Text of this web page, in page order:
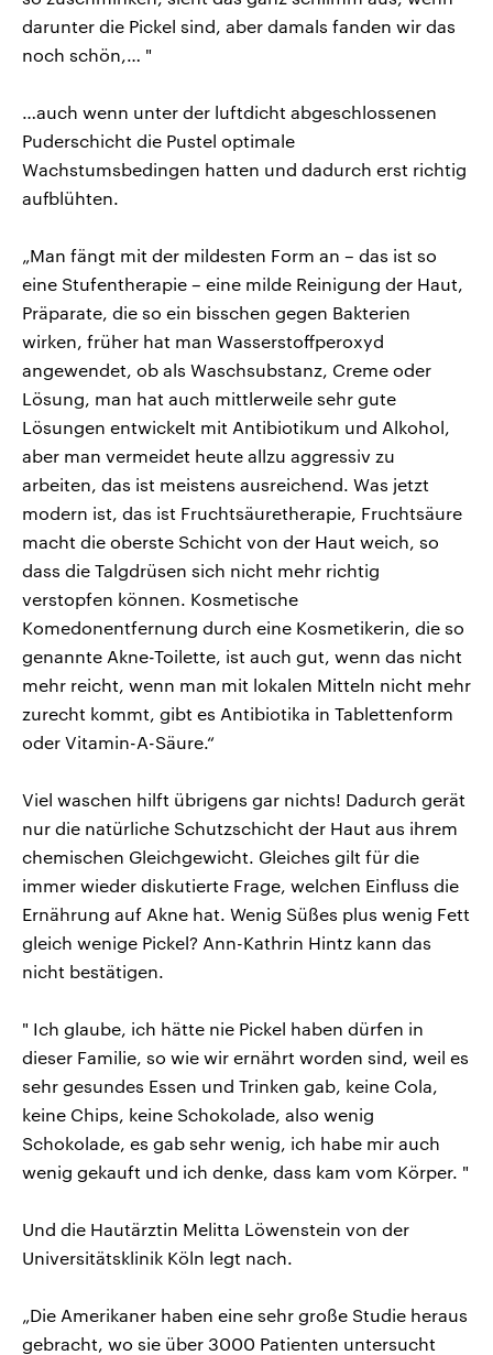
darunter die Pickel sind, aber damals fanden wir das
noch schön,… "
…auch wenn unter der luftdicht abgeschlossenen
Puderschicht die Pustel optimale
Wachstumsbedingen hatten und dadurch erst richtig
aufblühten.
„Man fängt mit der mildesten Form an – das ist so
eine Stufentherapie – eine milde Reinigung der Haut,
Präparate, die so ein bisschen gegen Bakterien
wirken, früher hat man Wasserstoffperoxyd
angewendet, ob als Waschsubstanz, Creme oder
Lösung, man hat auch mittlerweile sehr gute
Lösungen entwickelt mit Antibiotikum und Alkohol,
aber man vermeidet heute allzu aggressiv zu
arbeiten, das ist meistens ausreichend. Was jetzt
modern ist, das ist Fruchtsäuretherapie, Fruchtsäure
macht die oberste Schicht von der Haut weich, so
dass die Talgdrüsen sich nicht mehr richtig
verstopfen können. Kosmetische
Komedonentfernung durch eine Kosmetikerin, die so
genannte Akne-Toilette, ist auch gut, wenn das nicht
mehr reicht, wenn man mit lokalen Mitteln nicht mehr
zurecht kommt, gibt es Antibiotika in Tablettenform
oder Vitamin-A-Säure.“
Viel waschen hilft übrigens gar nichts! Dadurch gerät
nur die natürliche Schutzschicht der Haut aus ihrem
chemischen Gleichgewicht. Gleiches gilt für die
immer wieder diskutierte Frage, welchen Einfluss die
Ernährung auf Akne hat. Wenig Süßes plus wenig Fett
gleich wenige Pickel? Ann-Kathrin Hintz kann das
nicht bestätigen.
" Ich glaube, ich hätte nie Pickel haben dürfen in
dieser Familie, so wie wir ernährt worden sind, weil es
sehr gesundes Essen und Trinken gab, keine Cola,
keine Chips, keine Schokolade, also wenig
Schokolade, es gab sehr wenig, ich habe mir auch
wenig gekauft und ich denke, dass kam vom Körper. "
Und die Hautärztin Melitta Löwenstein von der
Universitätsklinik Köln legt nach.
„Die Amerikaner haben eine sehr große Studie heraus
gebracht, wo sie über 3000 Patienten untersucht